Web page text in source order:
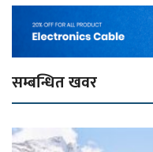
सम्बन्धित खवर